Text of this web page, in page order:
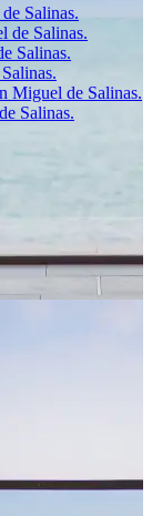
Salinas.
de Salinas.
Salinas.
Miguel de Salinas.
Salinas.